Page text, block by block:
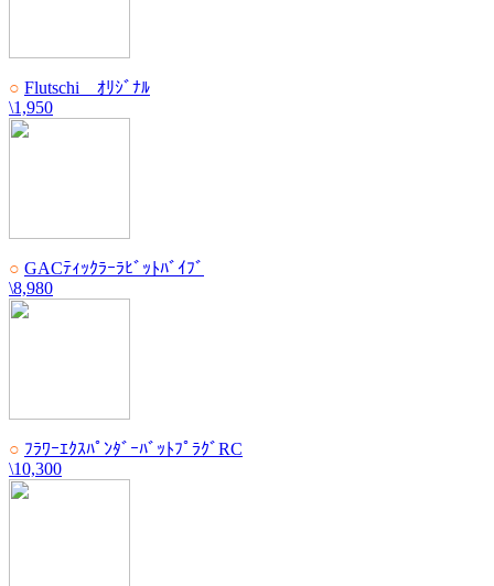
○ Flutschi ｵﾘｼﾞﾅﾙ
\1,950
○ GACﾃｨｯｸﾗｰﾗﾋﾞｯﾄﾊﾞｲﾌﾞ
\8,980
○ ﾌﾗﾜｰｴｸｽﾊﾟﾝﾀﾞｰﾊﾞｯﾄﾌﾟﾗｸﾞRC
\10,300